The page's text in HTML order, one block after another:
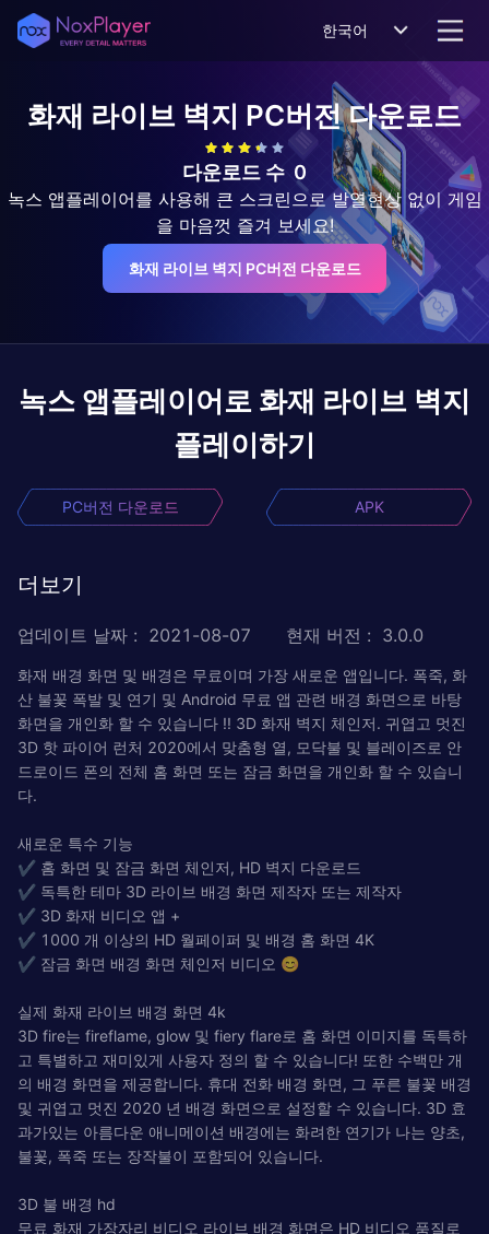
한국어
화재 라이브 벽지 PC버전 다운로드
다운로드 수 0
녹스 앱플레이어를 사용해 큰 스크린으로 발열현상 없이 게임
을 마음껏 즐겨 보세요!
화재 라이브 벽지 PC버전 다운로드
녹스 앱플레이어로 화재 라이브 벽지
플레이하기
PC버전 다운로드 APK
더보기
업데이트 날짜 : 2021-08-07 현재 버전 : 3.0.0
화재 배경 화면 및 배경은 무료이며 가장 새로운 앱입니다. 폭죽, 화
산 불꽃 폭발 및 연기 및 Android 무료 앱 관련 배경 화면으로 바탕
화면을 개인화 할 수 있습니다 !! 3D 화재 벽지 체인저. 귀엽고 멋진
3D 핫 파이어 런처 2020에서 맞춤형 열, 모닥불 및 블레이즈로 안
드로이드 폰의 전체 홈 화면 또는 잠금 화면을 개인화 할 수 있습니
다.
새로운 특수 기능
✔️ 홈 화면 및 잠금 화면 체인저, HD 벽지 다운로드
✔️ 독특한 테마 3D 라이브 배경 화면 제작자 또는 제작자
✔️ 3D 화재 비디오 앱 +
✔️ 1000 개 이상의 HD 월페이퍼 및 배경 홈 화면 4K
✔️ 잠금 화면 배경 화면 체인저 비디오 😊
실제 화재 라이브 배경 화면 4k
3D fire는 fireflame, glow 및 fiery flare로 홈 화면 이미지를 독특하
고 특별하고 재미있게 사용자 정의 할 수 있습니다! 또한 수백만 개
의 배경 화면을 제공합니다. 휴대 전화 배경 화면, 그 푸른 불꽃 배경
및 귀엽고 멋진 2020 년 배경 화면으로 설정할 수 있습니다. 3D 효
과가있는 아름다운 애니메이션 배경에는 화려한 연기가 나는 양초,
불꽃, 폭죽 또는 장작불이 포함되어 있습니다.
3D 불 배경 hd
무료 화재 가장자리 비디오 라이브 배경 화면은 HD 비디오 품질로